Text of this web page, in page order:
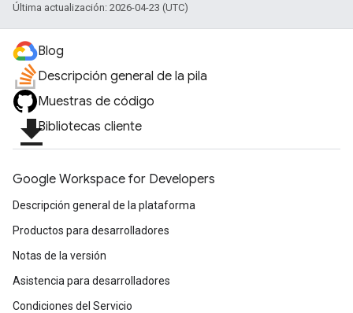
Última actualización: 2026-04-23 (UTC)
Blog
Descripción general de la pila
Muestras de código
file_downloadBibliotecas cliente
Google Workspace for Developers
Descripción general de la plataforma
Productos para desarrolladores
Notas de la versión
Asistencia para desarrolladores
Condiciones del Servicio